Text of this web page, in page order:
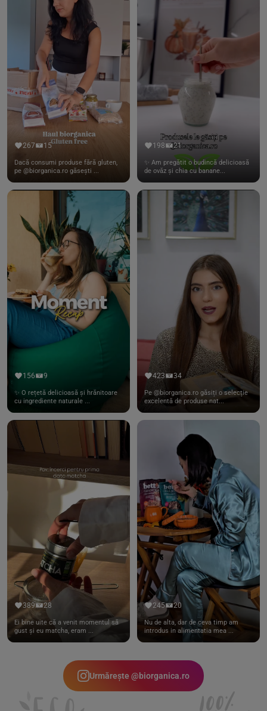
267 15
Dacă consumi produse fără gluten,
pe @biorganica.ro găsești ...
198 21
✨ Am pregătit o budincă delicioasă
de ovăz și chia cu banane...
156 9
✨ O rețetă delicioasă și hrănitoare
cu ingrediente naturale ...
423 34
Pe @biorganica.ro găsiți o selecție
excelentă de produse nat...
389 28
Ei bine uite că a venit momentul să
gust și eu matcha, eram ...
245 20
Nu de alta, dar de ceva timp am
introdus in alimentatia mea ...
Urmărește @biorganica.ro